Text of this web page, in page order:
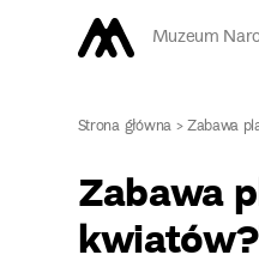
Muzeum
Strona główna>Zabawa
Zabawa